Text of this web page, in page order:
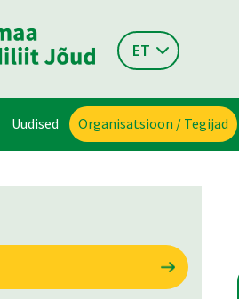
ET
Uudised Organisatsioon / Tegijad